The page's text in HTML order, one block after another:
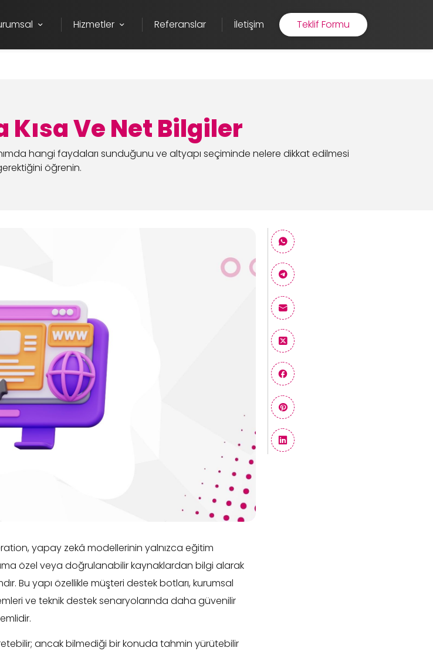
Hizmetler Referanslar İletişim Teklif Formu
Kısa Ve Net Bilgiler
hangi faydaları sunduğunu ve altyapı seçiminde nelere dikkat edilmesi
öğrenin.
yapay zekâ modellerinin yalnızca eğitim
özel veya doğrulanabilir kaynaklardan bilgi alarak
Bu yapı özellikle müşteri destek botları, kurumsal
ve teknik destek senaryolarında daha güvenilir
ancak bilmediği bir konuda tahmin yürütebilir